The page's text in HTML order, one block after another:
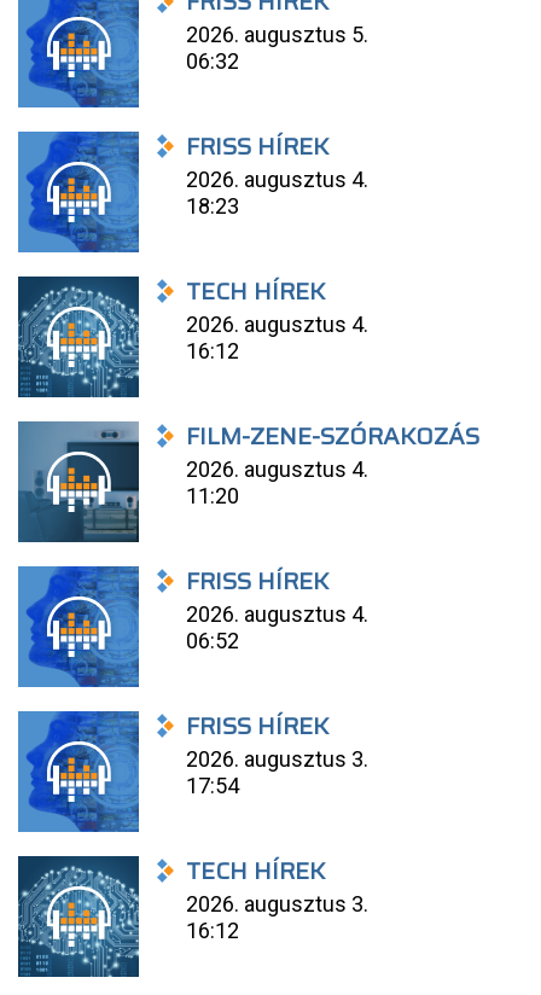
2026. augusztus 5.
06:32
FRISS HÍREK
2026. augusztus 4.
18:23
TECH HÍREK
2026. augusztus 4.
16:12
FILM-ZENE-SZÓRAKOZÁS
2026. augusztus 4.
11:20
FRISS HÍREK
2026. augusztus 4.
06:52
FRISS HÍREK
2026. augusztus 3.
17:54
TECH HÍREK
2026. augusztus 3.
16:12